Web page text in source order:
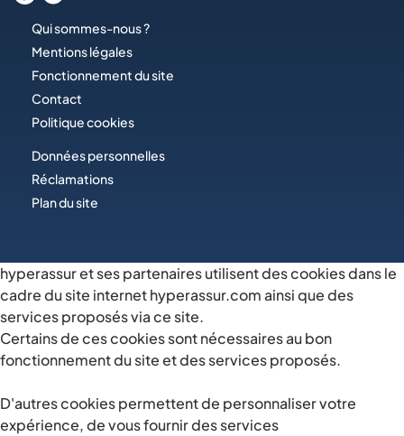
Qui sommes-nous ?
Mentions légales
Fonctionnement du site
Contact
Politique cookies
Données personnelles
Réclamations
Plan du site
hyperassur et ses partenaires utilisent des cookies dans le
cadre du site internet hyperassur.com ainsi que des
services proposés via ce site.
Certains de ces cookies sont nécessaires au bon
fonctionnement du site et des services proposés.
D'autres cookies permettent de personnaliser votre
expérience, de vous fournir des services